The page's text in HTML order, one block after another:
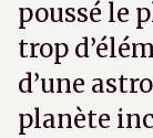
poussé le
trop
d’une
planète